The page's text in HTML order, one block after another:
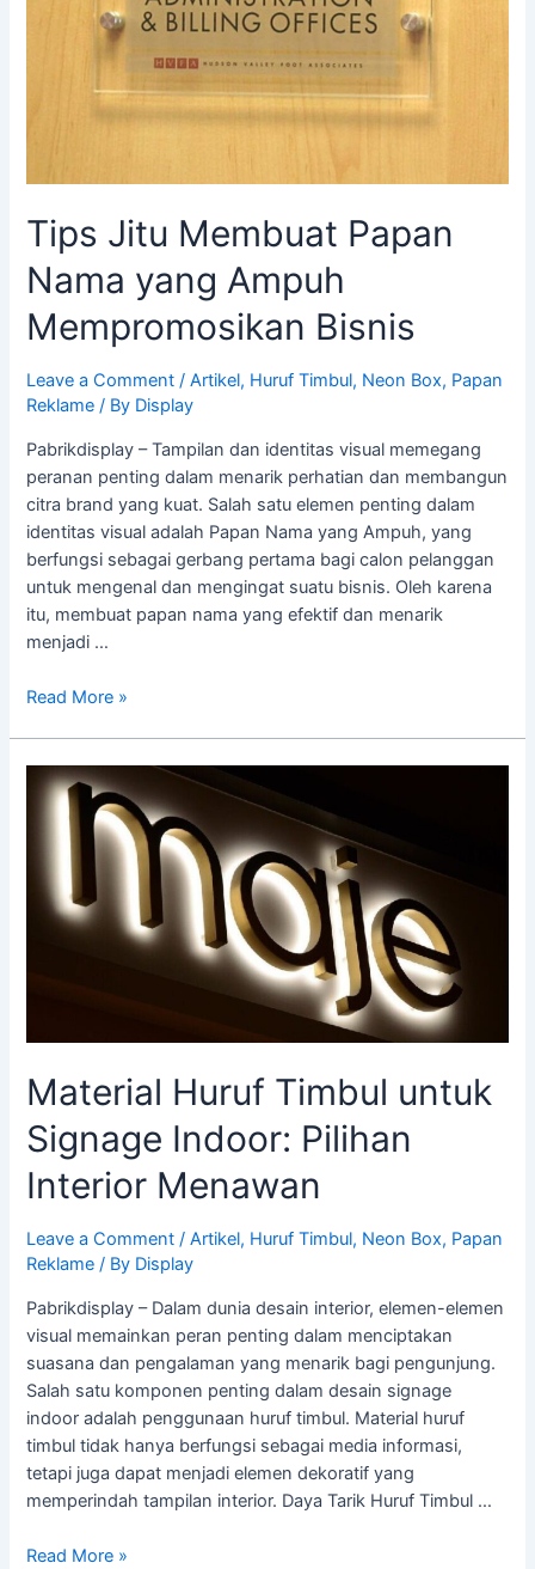
Tips Jitu Membuat Papan
Nama yang Ampuh
Mempromosikan Bisnis
Leave a Comment /Artikel, Huruf Timbul, Neon Box, Papan
Reklame / By Display
Pabrikdisplay – Tampilan dan identitas visual memegang
peranan penting dalam menarik perhatian dan membangun
citra brand yang kuat. Salah satu elemen penting dalam
identitas visual adalah Papan Nama yang Ampuh, yang
berfungsi sebagai gerbang pertama bagi calon pelanggan
untuk mengenal dan mengingat suatu bisnis. Oleh karena
itu, membuat papan nama yang efektif dan menarik
menjadi …
Read More »
Material Huruf Timbul untuk
Signage Indoor: Pilihan
Interior Menawan
Leave a Comment /Artikel, Huruf Timbul, Neon Box, Papan
Reklame / By Display
Pabrikdisplay – Dalam dunia desain interior, elemen-elemen
visual memainkan peran penting dalam menciptakan
suasana dan pengalaman yang menarik bagi pengunjung.
Salah satu komponen penting dalam desain signage
indoor adalah penggunaan huruf timbul. Material huruf
timbul tidak hanya berfungsi sebagai media informasi,
tetapi juga dapat menjadi elemen dekoratif yang
memperindah tampilan interior. Daya Tarik Huruf Timbul …
Material
Huruf
Timbul
untuk
Signage
Indoor:
Read More »